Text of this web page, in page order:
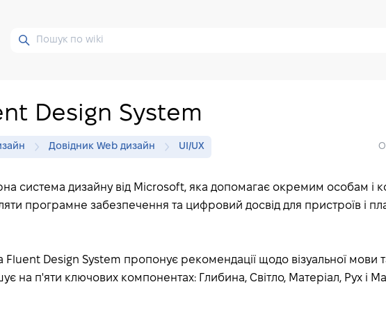
Design System
Довідник Web дизайн UI/UX
система дизайну від Microsoft, яка допомагає окремим особам і
програмне забезпечення та цифровий досвід для пристроїв і
Fluent Design System пропонує рекомендації щодо візуальної мови та
на п'яти ключових компонентах: Глибина, Світло, Матеріал, Рух і